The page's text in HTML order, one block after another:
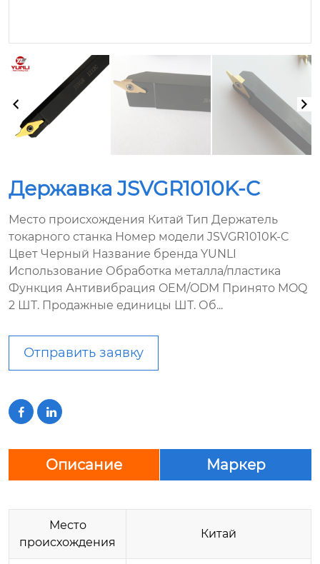
Державка JSVGR1010K-C
Место происхождения Китай Тип Держатель
токарного станка Номер модели JSVGR1010K-C
Цвет Черный Название бренда YUNLI
Использование Обработка металла/пластика
Функция Антивибрация OEM/ODM Принято MOQ
2 ШТ. Продажные единицы ШТ. Об...
Отправить заявку
 
Описание Маркер
Место
происхождения
Китай